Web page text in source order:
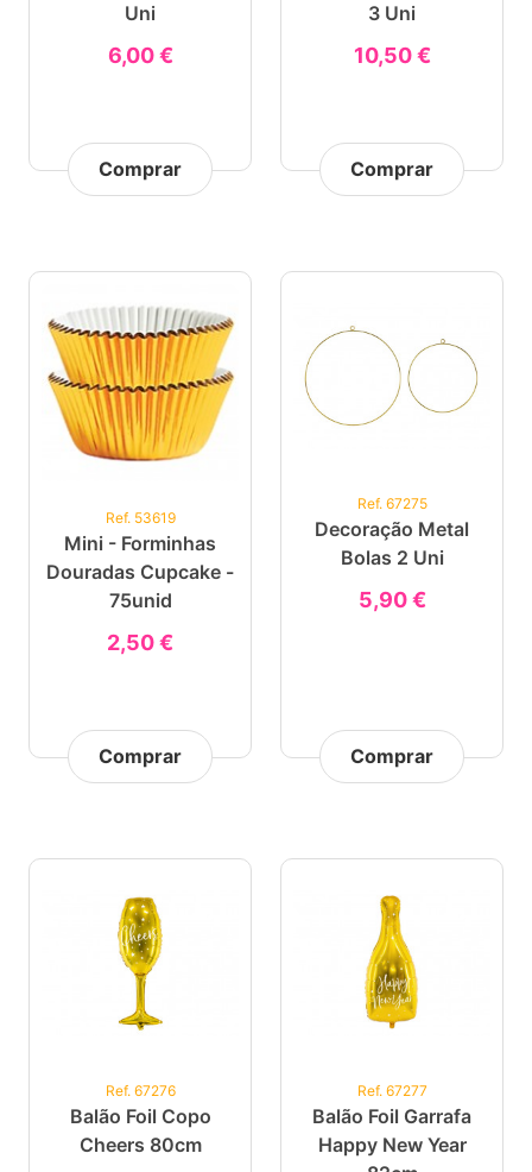
Uni
6,00 €
Comprar
3 Uni
10,50 €
Comprar
Ref. 53619
Mini - Forminhas
Douradas Cupcake -
75unid
2,50 €
Comprar
Ref. 67275
Decoração Metal
Bolas 2 Uni
5,90 €
Comprar
Ref. 67276
Balão Foil Copo
Cheers 80cm
Ref. 67277
Balão Foil Garrafa
Happy New Year